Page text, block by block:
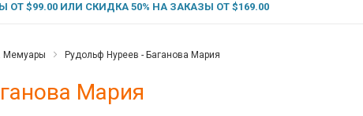
$99.00 ИЛИ СКИДКА 50% НА ЗАКАЗЫ ОТ $169.00
Мемуары Рудольф Нуреев - Баганова Мария
Мария